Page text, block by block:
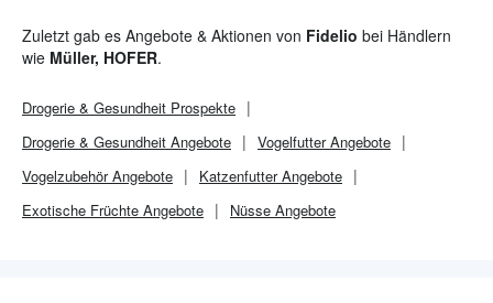
Zuletzt gab es Angebote & Aktionen von Fidelio bei Händlern
wie Müller, HOFER.
Drogerie & Gesundheit Prospekte
Drogerie & Gesundheit Angebote
Vogelfutter Angebote
Vogelzubehör Angebote
Katzenfutter Angebote
Exotische Früchte Angebote
Nüsse Angebote